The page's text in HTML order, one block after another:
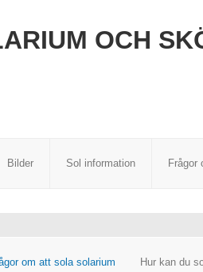
OCH
Bilder Sol information Frågor
om att sola solarium Hur kan du